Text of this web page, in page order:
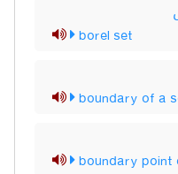
borel set
boundary of a
boundary point